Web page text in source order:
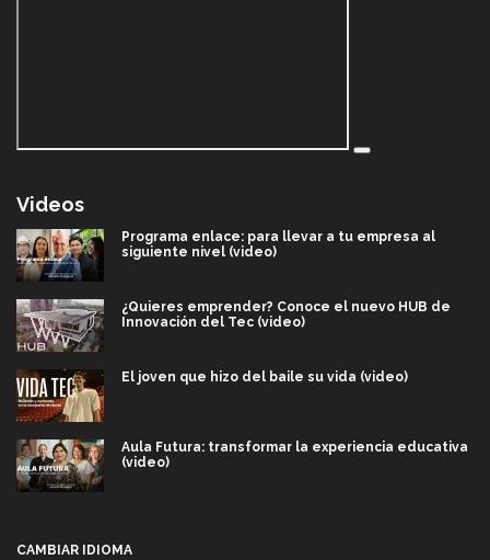
Videos
Programa enlace: para llevar a tu empresa al
siguiente nivel (video)
¿Quieres emprender? Conoce el nuevo HUB de
Innovación del Tec (video)
El joven que hizo del baile su vida (video)
Aula Futura: transformar la experiencia educativa
(video)
CAMBIAR IDIOMA